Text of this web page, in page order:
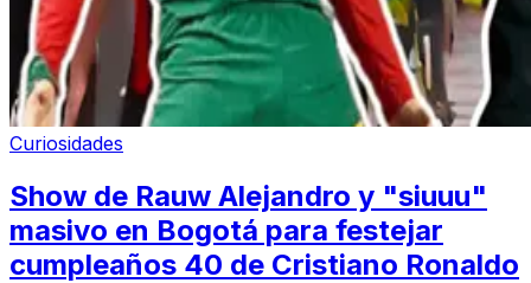
Curiosidades
Show de Rauw Alejandro y "siuuu"
masivo en Bogotá para festejar
cumpleaños 40 de Cristiano Ronaldo